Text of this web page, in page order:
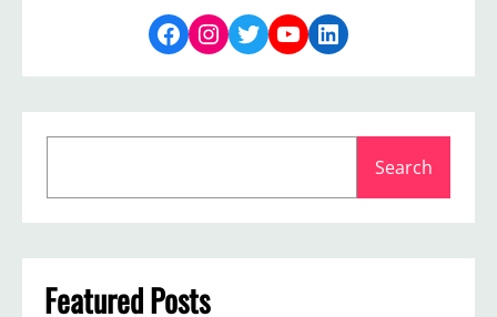
Facebook Instagram Twitter YouTube LinkedIn
a
r
c
h
Search
Featured Posts